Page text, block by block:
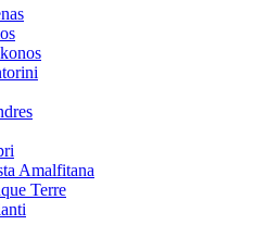
Amalfitana
Terre